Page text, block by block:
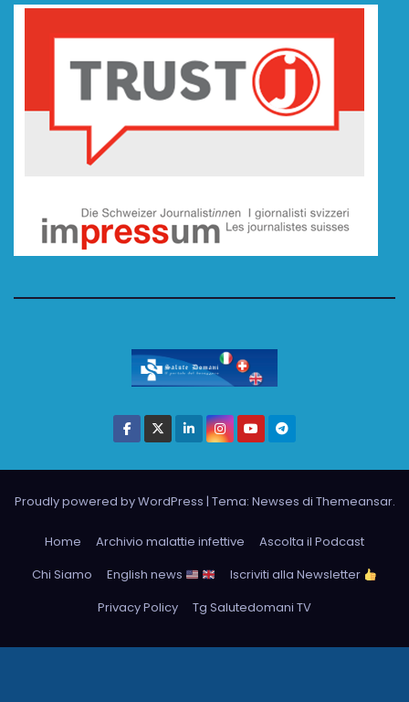
Proudly powered by WordPress | Tema: Newses di Themeansar.
Home Archivio malattie infettive
Ascolta il Podcast
Chi Siamo
English news
Iscriviti alla Newsletter
Privacy Policy
Tg Salutedomani TV